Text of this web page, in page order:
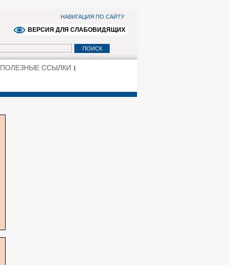
НАВИГАЦИЯ ПО САЙТУ
ВЕРСИЯ ДЛЯ СЛАБОВИДЯЩИХ
ПОЛЕЗНЫЕ ССЫЛКИ